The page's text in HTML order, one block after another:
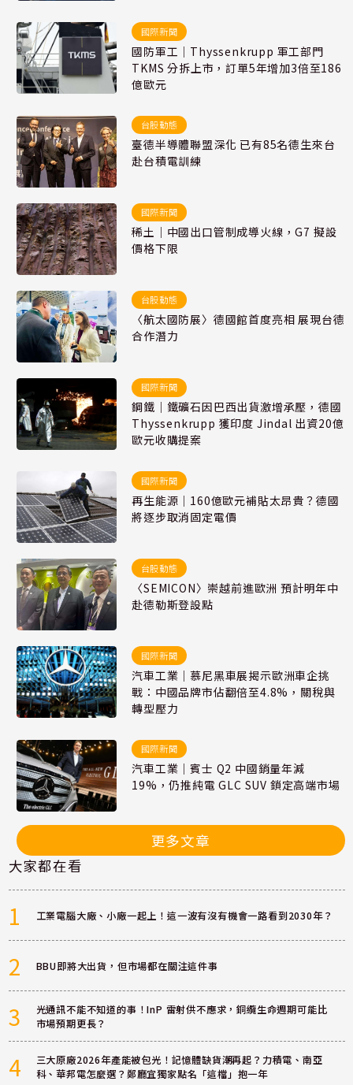
國際新聞
國防軍工｜Thyssenkrupp 軍工部門
TKMS 分拆上市，訂單5年增加3倍至186
億歐元
台股動態
臺德半導體聯盟深化 已有85名德生來台
赴台積電訓練
國際新聞
稀土｜中國出口管制成導火線，G7 擬設
價格下限
台股動態
〈航太國防展〉德國館首度亮相 展現台德
合作潛力
國際新聞
鋼鐵｜鐵礦石因巴西出貨激增承壓，德國
Thyssenkrupp 獲印度 Jindal 出資20億
歐元收購提案
國際新聞
再生能源｜160億歐元補貼太昂貴？德國
將逐步取消固定電價
台股動態
〈SEMICON〉崇越前進歐洲 預計明年中
赴德勒斯登設點
國際新聞
汽車工業｜慕尼黑車展揭示歐洲車企挑
戰：中國品牌市佔翻倍至4.8%，關稅與
轉型壓力
國際新聞
汽車工業｜賓士 Q2 中國銷量年減
19%，仍推純電 GLC SUV 鎖定高端市場
更多文章
大家都在看
1 工業電腦大廠、小廠一起上！這一波有沒有機會一路看到2030年？
2 BBU即將大出貨，但市場都在關注這件事
3
光通訊不能不知道的事！InP 雷射供不應求，銅纜生命週期可能比
市場預期更長？
4
三大原廠2026年產能被包光！記憶體缺貨潮再起？力積電、南亞
科、華邦電怎麼選？鄭廳宜獨家點名「這檔」抱一年